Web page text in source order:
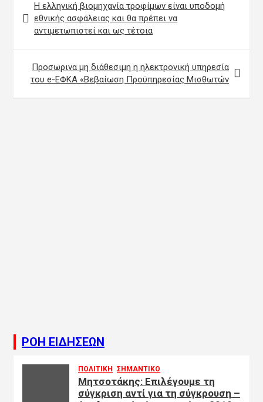
άρθρων
Η ελληνική βιομηχανία τροφίμων είναι υποδομή
εθνικής ασφάλειας και θα πρέπει να
αντιμετωπιστεί και ως τέτοια
Προσωρινα μη διάθεσιμη η ηλεκτρονική υπηρεσία
του e-ΕΦΚΑ «Βεβαίωση Προϋπηρεσίας Μισθωτών
ΡΟΗ ΕΙΔΗΣΕΩΝ
ΠΟΛΙΤΙΚΗ ΣΗΜΑΝΤΙΚΟ
Μητσοτάκης: Επιλέγουμε τη
σύγκριση αντί για τη σύγκρουση –